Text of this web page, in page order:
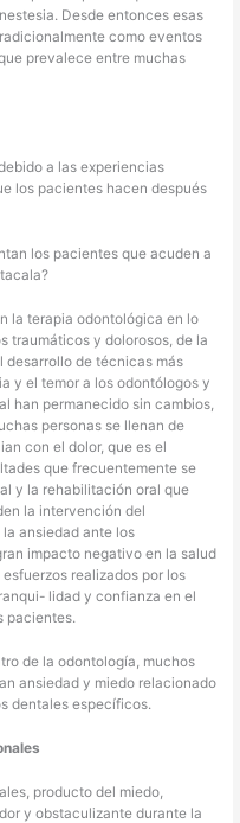
Desde entonces esas
como eventos
prevalece entre muchas
a las experiencias
los pacientes hacen después
los pacientes que acuden a
la terapia odontológica en lo
traumáticos y dolorosos, de la
desarrollo de técnicas más
y el temor a los odontólogos y
han permanecido sin cambios,
personas se llenan de
con el dolor, que es el
que frecuentemente se
y la rehabilitación oral que
la intervención del
ansiedad ante los
impacto negativo en la salud
realizados por los
lidad y confianza en el
pacientes.
de la odontología, muchos
ansiedad y miedo relacionado
dentales específicos.
producto del miedo,
y obstaculizante durante la